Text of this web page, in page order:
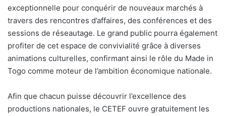
exceptionnelle pour conquérir de nouveaux marchés à
travers des rencontres d’affaires, des conférences et des
sessions de réseautage. Le grand public pourra également
profiter de cet espace de convivialité grâce à diverses
animations culturelles, confirmant ainsi le rôle du Made in
Togo comme moteur de l’ambition économique nationale.
Afin que chacun puisse découvrir l’excellence des
productions nationales, le CETEF ouvre gratuitement les